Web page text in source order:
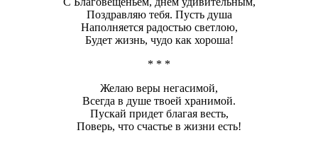
Поздравляю тебя. Пусть душа
Наполняется радостью светлою,
Будет жизнь, чудо как хороша!
* * *
Желаю веры негасимой,
Всегда в душе твоей хранимой.
Пускай придет благая весть,
Поверь, что счастье в жизни есть!